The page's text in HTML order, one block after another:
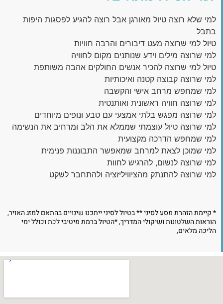
למי שלא רוצה טיול מאורגן אבל רוצה להגיע לפסגות היפות
בתבל
טיול למי שרוצה מעט דיבורים והרבה חוויות
למי שרוצה מילים וידע שנותנים מקום לחוויה
טיול למי שרוצה להכיר אנשים החולקים אהבה משותפת
למי שרוצה קבוצה קטנה ואיכותיות
למי שמחפש מרחב אישי והקשבה
למי שרוצה חוויה ראשונית ואותנטית
למי שרוצה מפגש בלתי אמצעי עם טבע ונופים מיוחדים
למי שרוצה טיול עוצמתי שממלא את הלב ומרחיב את הנשימה
למי שמחפש הדרכה מקצועית
למי שמוכן לצאת למרחב שמאפשר התבוננות פנימית
למי שרוצה לנשום, להרגיש לחוות
למי שרוצה להתנתק מהציוויליזציה ולהתחבר לשקט
* קיימת הזהרת מסע לסיני ** בטיול לסיני ייתכנו שינויים בהתאם למזג האויר,
הוראות השלטונות ושיקולי המדריך, *הטיול ברמת מיטיבי לכת וכולל ימי
הליכה מלאים,